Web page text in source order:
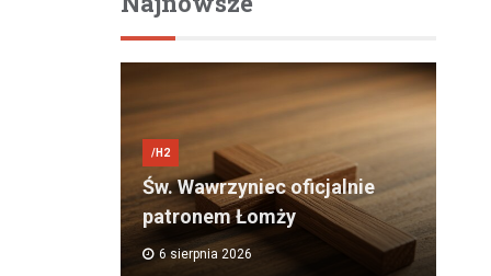
/H2
Św. Wawrzyniec oficjalnie
patronem Łomży
6 sierpnia 2026